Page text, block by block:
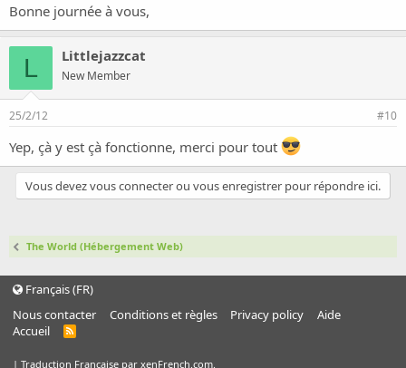
Bonne journée à vous,
L Littlejazzcat
New Member
25/2/12 #10
Yep, çà y est çà fonctionne, merci pour tout
Vous devez vous connecter ou vous enregistrer pour répondre ici.
The World (Hébergement Web)
Français (FR)
Nous contacter
Conditions et règles Privacy policy
Aide
Accueil
R
| Traduction Française par xenFrench.com.